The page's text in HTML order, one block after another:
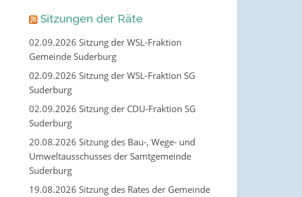
Sitzungen der Räte
02.09.2026 Sitzung der WSL-Fraktion
Gemeinde Suderburg
02.09.2026 Sitzung der WSL-Fraktion SG
Suderburg
02.09.2026 Sitzung der CDU-Fraktion SG
Suderburg
20.08.2026 Sitzung des Bau-, Wege- und
Umweltausschusses der Samtgemeinde
Suderburg
19.08.2026 Sitzung des Rates der Gemeinde